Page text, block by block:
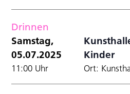
Drinnen
Samstag,
05.07.2025
Kinder
11:00 Uhr Ort: